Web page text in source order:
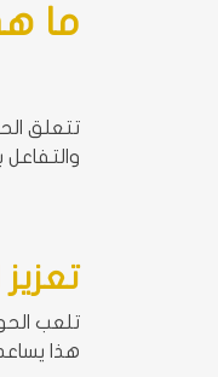
ما
تتعلق
تلعب
هذا